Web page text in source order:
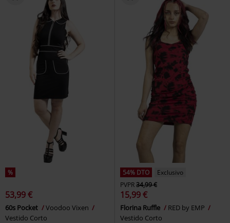
%
53,99 €
60s Pocket
Voodoo Vixen
Vestido Corto
54% DTO
Exclusivo
PVPR34,99 €
15,99 €
Florina Ruffle
RED by EMP
Vestido Corto